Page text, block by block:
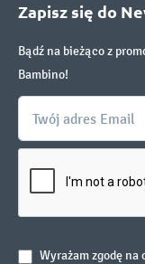
Zapisz się do
Bądź na bieżąco z
Bambino!
Wyrażam zgodę